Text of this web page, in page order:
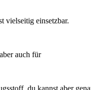
vielseitig einsetzbar.
auch für
du kannst aber